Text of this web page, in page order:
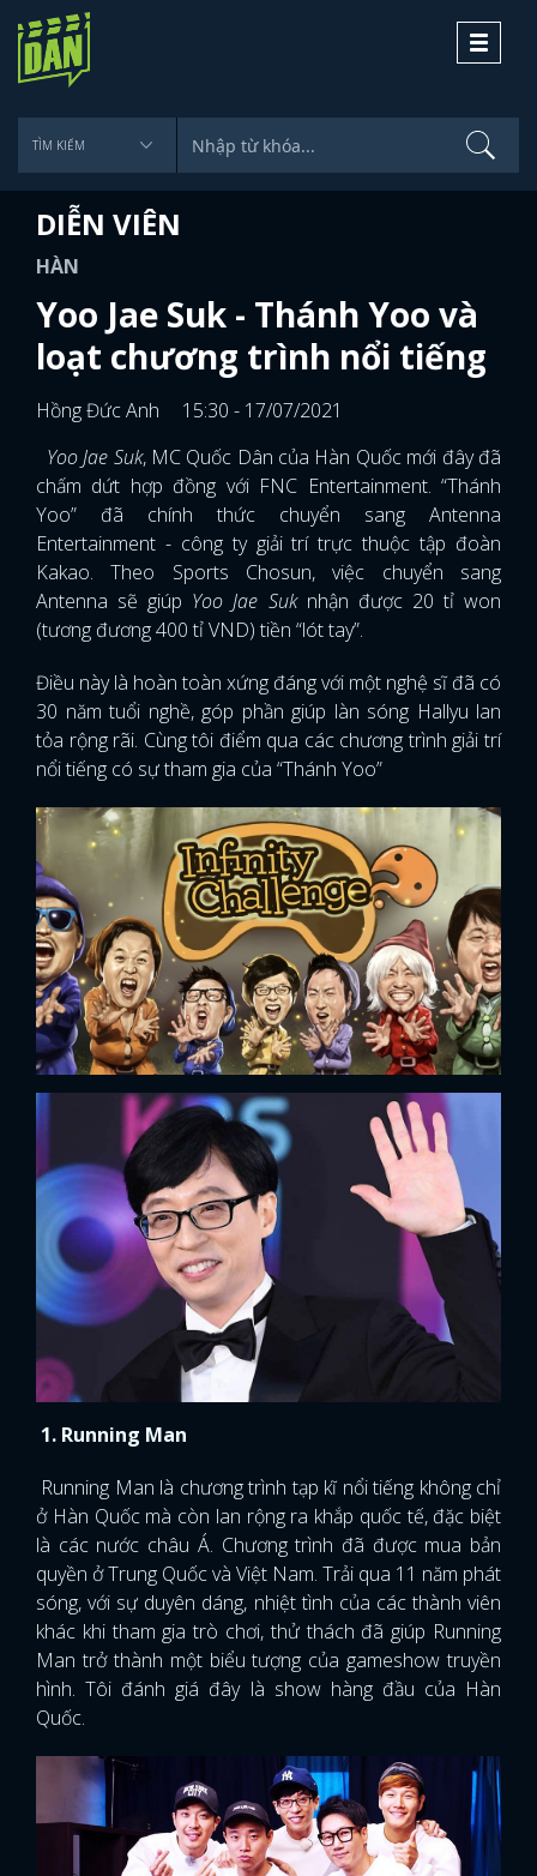
Toggle
DIỄN VIÊN
HÀN
Yoo Jae Suk - Thánh Yoo và
loạt chương trình nổi tiếng
Hồng Đức Anh
15:30 - 17/07/2021
Yoo Jae Suk, MC Quốc Dân của Hàn Quốc mới đây đã
chấm dứt hợp đồng với FNC Entertainment. “Thánh
Yoo” đã chính thức chuyển sang Antenna
Entertainment - công ty giải trí trực thuộc tập đoàn
Kakao. Theo Sports Chosun, việc chuyển sang
Antenna sẽ giúp Yoo Jae Suknhận được 20 tỉ won
(tương đương 400 tỉ VND) tiền “lót tay”.
Điều này là hoàn toàn xứng đáng với một nghệ sĩ đã có
30 năm tuổi nghề, góp phần giúp làn sóng Hallyu lan
tỏa rộng rãi. Cùng tôi điểm qua các chương trình giải trí
nổi tiếng có sự tham gia của “Thánh Yoo”
1. Running Man
Running Man là chương trình tạp kĩ nổi tiếng không chỉ
ở Hàn Quốc mà còn lan rộng ra khắp quốc tế, đặc biệt
là các nước châu Á. Chương trình đã được mua bản
quyền ở Trung Quốc và Việt Nam. Trải qua 11 năm phát
sóng, với sự duyên dáng, nhiệt tình của các thành viên
khác khi tham gia trò chơi, thử thách đã giúp Running
Man trở thành một biểu tượng của gameshow truyền
hình. Tôi đánh giá đây là show hàng đầu của Hàn
Quốc.